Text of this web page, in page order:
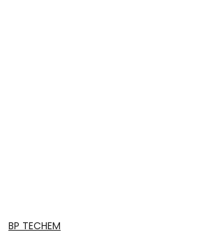
NAZWA
PRODUCENTA:
BP TECHEM